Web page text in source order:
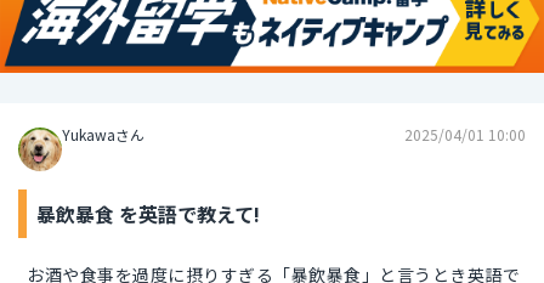
Yukawaさん 2025/04/01 10:00
暴飲暴食 を英語で教えて!
お酒や食事を過度に摂りすぎる「暴飲暴食」と言うとき英語で